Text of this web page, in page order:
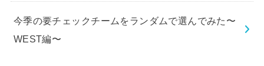
今季の要チェックチームをランダムで選んでみた〜
WEST編〜